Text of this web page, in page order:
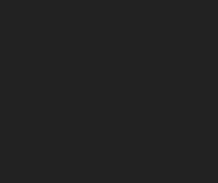
и так
в
нашем магазине,
и может быть